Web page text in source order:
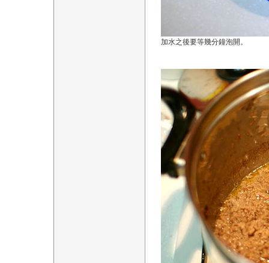
加水之後要等幾分鐘泡開。